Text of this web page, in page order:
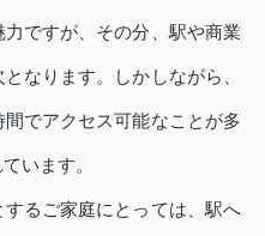
ですが、その分、駅や商業
なります。しかしながら、
でアクセス可能なことが多
います。
るご家庭にとっては、駅へ